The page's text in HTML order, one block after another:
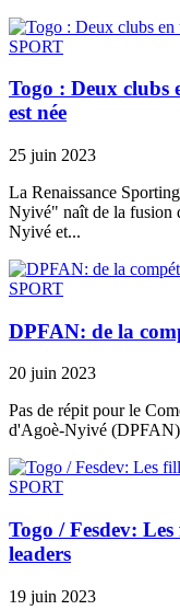
SPORT
Togo : Deux clubs
est née
25 juin 2023
La Renaissance
Nyivé" naît de la fusion
Nyivé et...
SPORT
DPFAN: de la
20 juin 2023
Pas de répit pour le
d'Agoè-Nyivé
SPORT
Togo / Fesdev:
leaders
19 juin 2023